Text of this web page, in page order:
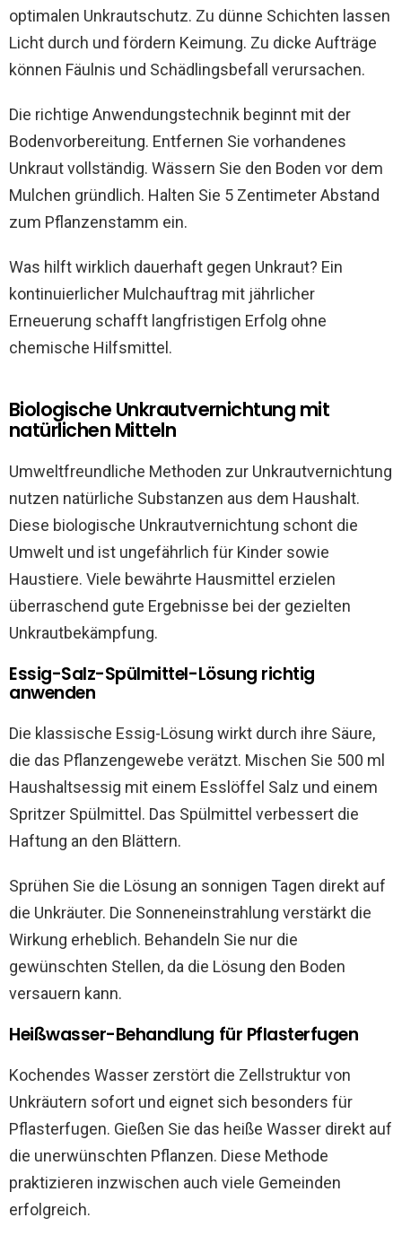
optimalen Unkrautschutz. Zu dünne Schichten lassen
Licht durch und fördern Keimung. Zu dicke Aufträge
können Fäulnis und Schädlingsbefall verursachen.
Die richtige Anwendungstechnik beginnt mit der
Bodenvorbereitung. Entfernen Sie vorhandenes
Unkraut vollständig. Wässern Sie den Boden vor dem
Mulchen gründlich. Halten Sie 5 Zentimeter Abstand
zum Pflanzenstamm ein.
Was hilft wirklich dauerhaft gegen Unkraut? Ein
kontinuierlicher Mulchauftrag mit jährlicher
Erneuerung schafft langfristigen Erfolg ohne
chemische Hilfsmittel.
Biologische Unkrautvernichtung mit
natürlichen Mitteln
Umweltfreundliche Methoden zur Unkrautvernichtung
nutzen natürliche Substanzen aus dem Haushalt.
Diese biologische Unkrautvernichtung schont die
Umwelt und ist ungefährlich für Kinder sowie
Haustiere. Viele bewährte Hausmittel erzielen
überraschend gute Ergebnisse bei der gezielten
Unkrautbekämpfung.
Essig-Salz-Spülmittel-Lösung richtig
anwenden
Die klassische Essig-Lösung wirkt durch ihre Säure,
die das Pflanzengewebe verätzt. Mischen Sie 500 ml
Haushaltsessig mit einem Esslöffel Salz und einem
Spritzer Spülmittel. Das Spülmittel verbessert die
Haftung an den Blättern.
Sprühen Sie die Lösung an sonnigen Tagen direkt auf
die Unkräuter. Die Sonneneinstrahlung verstärkt die
Wirkung erheblich. Behandeln Sie nur die
gewünschten Stellen, da die Lösung den Boden
versauern kann.
Heißwasser-Behandlung für Pflasterfugen
Kochendes Wasser zerstört die Zellstruktur von
Unkräutern sofort und eignet sich besonders für
Pflasterfugen. Gießen Sie das heiße Wasser direkt auf
die unerwünschten Pflanzen. Diese Methode
praktizieren inzwischen auch viele Gemeinden
erfolgreich.